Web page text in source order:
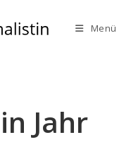
Menü
Jahr